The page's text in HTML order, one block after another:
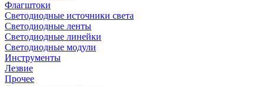
Флагштоки
Светодиодные источники света
Светодиодные ленты
Светодиодные линейки
Светодиодные модули
Инструменты
Лезвие
Прочее